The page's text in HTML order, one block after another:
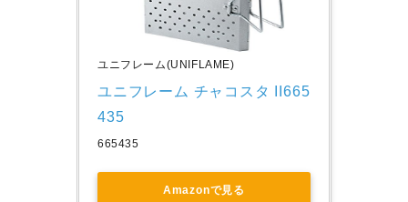
ユニフレーム(UNIFLAME)
ユニフレーム チャコスタ II665
435
665435
Amazonで見る